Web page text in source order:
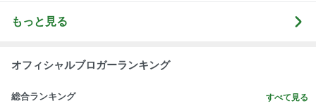
もっと見る
オフィシャルブロガーランキング
総合ランキング すべて見る